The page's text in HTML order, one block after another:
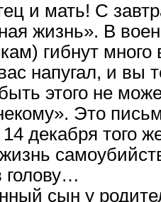
и мать! С
жизнь». В
гибнут
напугал, и вы
этого не
Это
декабря того
голову…
сын у